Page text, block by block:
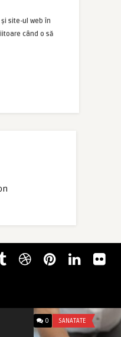
site-ul web în
când o să
0 SANATATE